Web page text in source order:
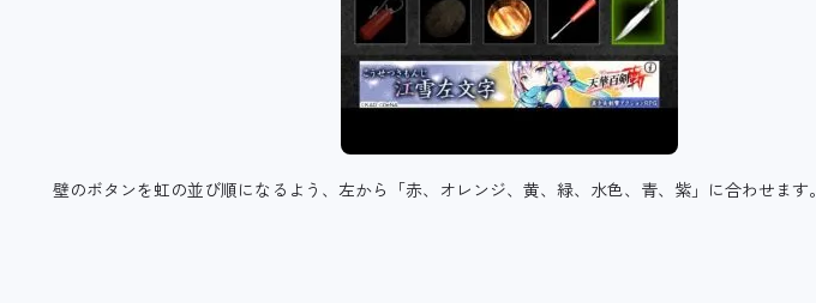
壁のボタンを虹の並び順になるよう、左から「赤、オレンジ、黄、緑、水色、青、紫」に合わせます。